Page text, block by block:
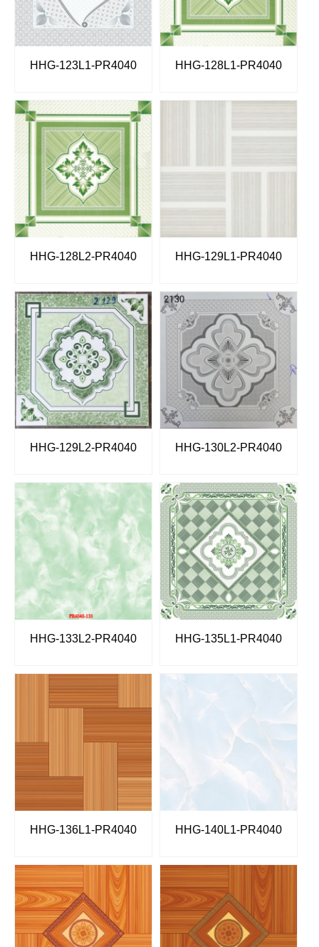
HHG-123L1-PR4040 HHG-128L1-PR4040
HHG-128L2-PR4040 HHG-129L1-PR4040
HHG-129L2-PR4040 HHG-130L2-PR4040
HHG-133L2-PR4040 HHG-135L1-PR4040
HHG-136L1-PR4040 HHG-140L1-PR4040